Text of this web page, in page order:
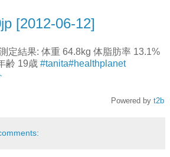
[2012-06-12]
定結果: 体重 64.8kg 体脂肪率 13.1%
齢 19歳 #tanita#healthplanet
Powered by t2b